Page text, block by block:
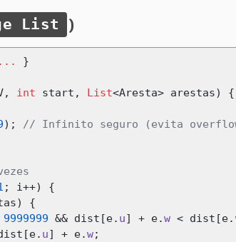
List )
... }
, int start , List<Aresta> arestas)
{
);
// Infinito seguro (evita overflow
; i++)
{
)
{
9999999 && dist [e. u] + e.w < dist [e.
[e. u] + e.w;